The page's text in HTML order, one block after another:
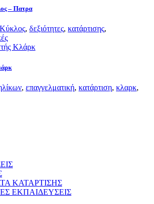
– Πατρα
, δεξιότητες, κατάρτισης,
, επαγγελματική, κατάρτιση, κλαρκ,
ΚΑΤΑΡΤΙΣΗΣ
ΕΚΠΑΙΔΕΥΣΕΙΣ